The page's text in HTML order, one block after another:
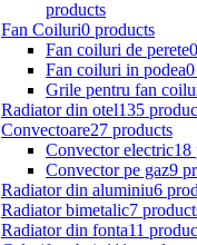
products
Fan Coiluri0 products
Fan coiluri de perete
Fan coiluri in podea
Grile pentru fan
Radiator din otel135
Convectoare27 products
Convector electric18
Convector pe gaz9
Radiator din aluminiu6
Radiator bimetalic7
Radiator din fonta11